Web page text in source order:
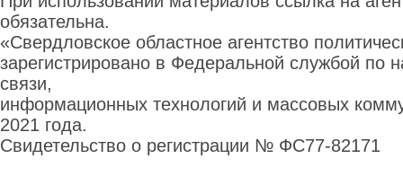
обязательна.
«Свердловское областное агентство
зарегистрировано в Федеральной службой по
связи,
информационных технологий и массовых
2021 года.
Свидетельство о регистрации № ФС77-82171